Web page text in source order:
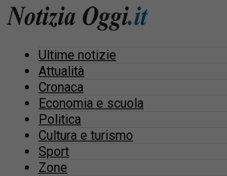
Ultime notizie
Attualità
Cronaca
Economia e scuola
Politica
Cultura e turismo
Sport
Zone